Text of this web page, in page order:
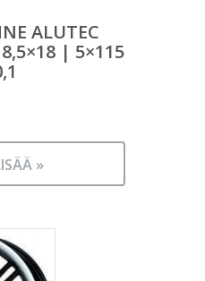
ALUTEC
| 5×115
»